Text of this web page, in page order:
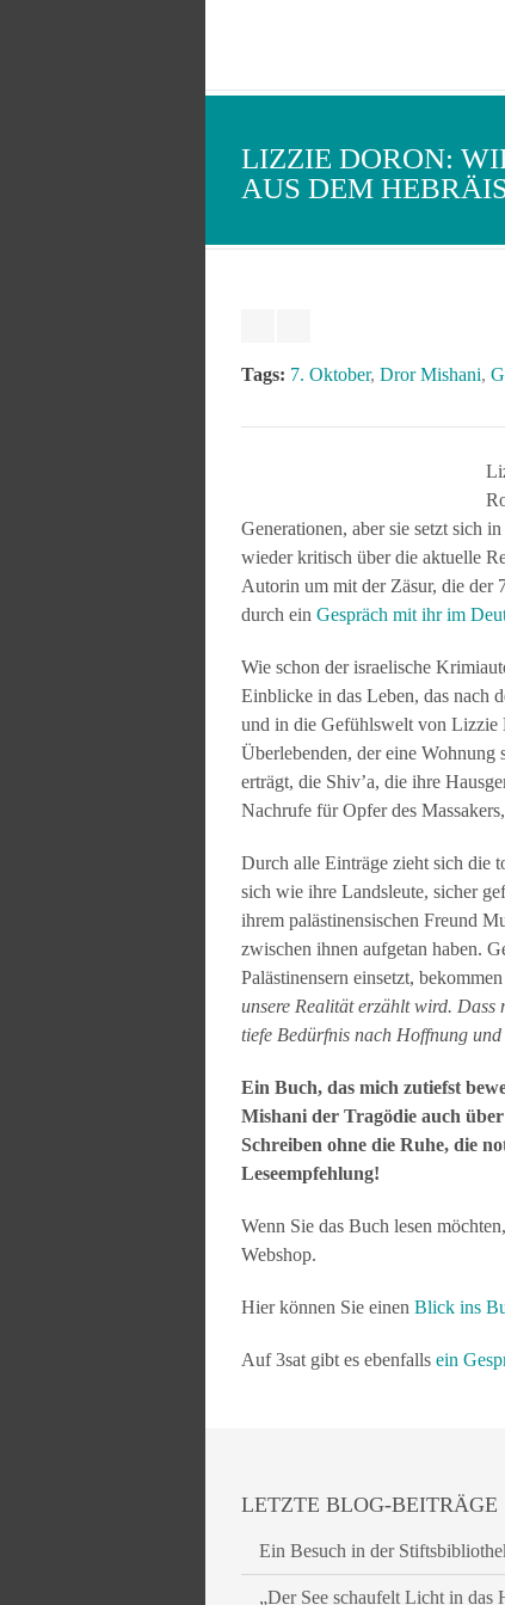
LIZZIE DORON:
AUS DEM
Tags: 7. Oktober, Dror Mishani,
Generationen, aber sie setzt sich
wieder kritisch über die aktuelle
Autorin um mit der Zäsur, die der
durch ein Gespräch mit ihr im
Wie schon der israelische
Einblicke in das Leben, das nach
und in die Gefühlswelt von Lizzie
Überlebenden, der eine
erträgt, die Shiv’a, die ihre
Nachrufe für Opfer des
Durch alle Einträge zieht sich die
sich wie ihre Landsleute, sicher
ihrem palästinensischen Freund
zwischen ihnen aufgetan haben.
Palästinensern einsetzt,
unsere Realität erzählt wird.
tiefe Bedürfnis nach Hoffnung
Ein Buch, das mich zutiefst
Mishani der Tragödie auch
Schreiben ohne die Ruhe, die
Leseempfehlung!
Wenn Sie das Buch lesen
Webshop.
Hier können Sie einen Blick ins
Auf 3sat gibt es ebenfalls ein
LETZTE BLOG-BEITRÄGE
Ein Besuch in der
„Der See schaufelt Licht in das